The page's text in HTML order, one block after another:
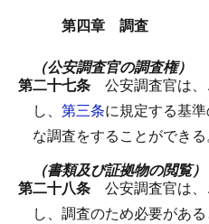
第四章 調査
（公安調査官の調査権）
第二十七条 公安調査官は
し、 第三条に規定する基
な調査をすることができる
（書類及び証拠物の閲覧）
第二十八条 公安調査官は
し、調査のため必要があ